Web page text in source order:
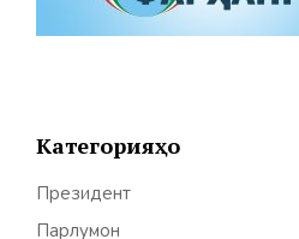
Категорияҳо
Президент
Парлумон